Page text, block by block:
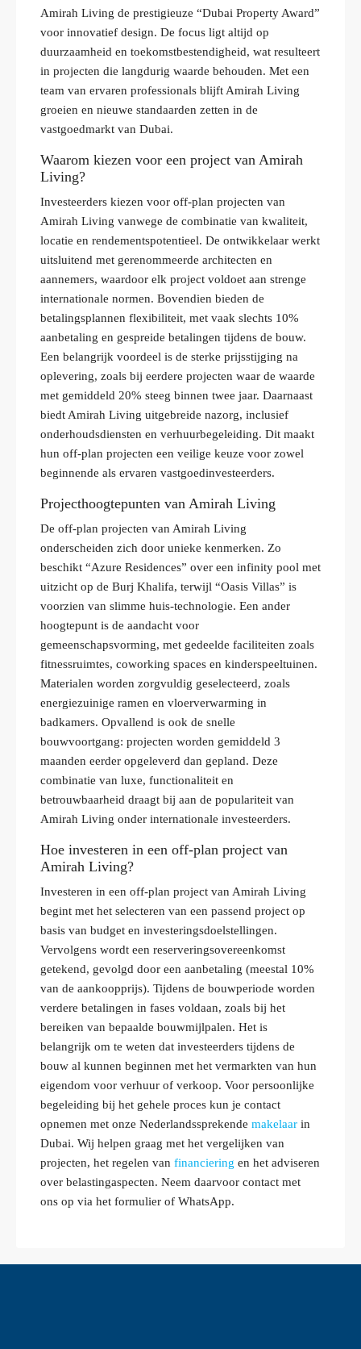
Amirah Living de prestigieuze “Dubai Property Award”
voor innovatief design. De focus ligt altijd op
duurzaamheid en toekomstbestendigheid, wat resulteert
in projecten die langdurig waarde behouden. Met een
team van ervaren professionals blijft Amirah Living
groeien en nieuwe standaarden zetten in de
vastgoedmarkt van Dubai.
Waarom kiezen voor een project van Amirah
Living?
Investeerders kiezen voor off-plan projecten van
Amirah Living vanwege de combinatie van kwaliteit,
locatie en rendementspotentieel. De ontwikkelaar werkt
uitsluitend met gerenommeerde architecten en
aannemers, waardoor elk project voldoet aan strenge
internationale normen. Bovendien bieden de
betalingsplannen flexibiliteit, met vaak slechts 10%
aanbetaling en gespreide betalingen tijdens de bouw.
Een belangrijk voordeel is de sterke prijsstijging na
oplevering, zoals bij eerdere projecten waar de waarde
met gemiddeld 20% steeg binnen twee jaar. Daarnaast
biedt Amirah Living uitgebreide nazorg, inclusief
onderhoudsdiensten en verhuurbegeleiding. Dit maakt
hun off-plan projecten een veilige keuze voor zowel
beginnende als ervaren vastgoedinvesteerders.
Projecthoogtepunten van Amirah Living
De off-plan projecten van Amirah Living
onderscheiden zich door unieke kenmerken. Zo
beschikt “Azure Residences” over een infinity pool met
uitzicht op de Burj Khalifa, terwijl “Oasis Villas” is
voorzien van slimme huis-technologie. Een ander
hoogtepunt is de aandacht voor
gemeenschapsvorming, met gedeelde faciliteiten zoals
fitnessruimtes, coworking spaces en kinderspeeltuinen.
Materialen worden zorgvuldig geselecteerd, zoals
energiezuinige ramen en vloerverwarming in
badkamers. Opvallend is ook de snelle
bouwvoortgang: projecten worden gemiddeld 3
maanden eerder opgeleverd dan gepland. Deze
combinatie van luxe, functionaliteit en
betrouwbaarheid draagt bij aan de populariteit van
Amirah Living onder internationale investeerders.
Hoe investeren in een off-plan project van
Amirah Living?
Investeren in een off-plan project van Amirah Living
begint met het selecteren van een passend project op
basis van budget en investeringsdoelstellingen.
Vervolgens wordt een reserveringsovereenkomst
getekend, gevolgd door een aanbetaling (meestal 10%
van de aankoopprijs). Tijdens de bouwperiode worden
verdere betalingen in fases voldaan, zoals bij het
bereiken van bepaalde bouwmijlpalen. Het is
belangrijk om te weten dat investeerders tijdens de
bouw al kunnen beginnen met het vermarkten van hun
eigendom voor verhuur of verkoop. Voor persoonlijke
begeleiding bij het gehele proces kun je contact
opnemen met onze Nederlandssprekende makelaar in
Dubai. Wij helpen graag met het vergelijken van
projecten, het regelen van financiering en het adviseren
over belastingaspecten. Neem daarvoor contact met
ons op via het formulier of WhatsApp.